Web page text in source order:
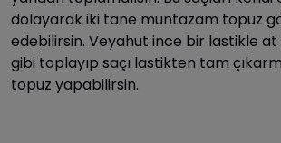
dolayarak iki tane muntazam topuz
edebilirsin. Veyahut ince bir lastikle
gibi toplayıp saçı lastikten tam
topuz yapabilirsin.